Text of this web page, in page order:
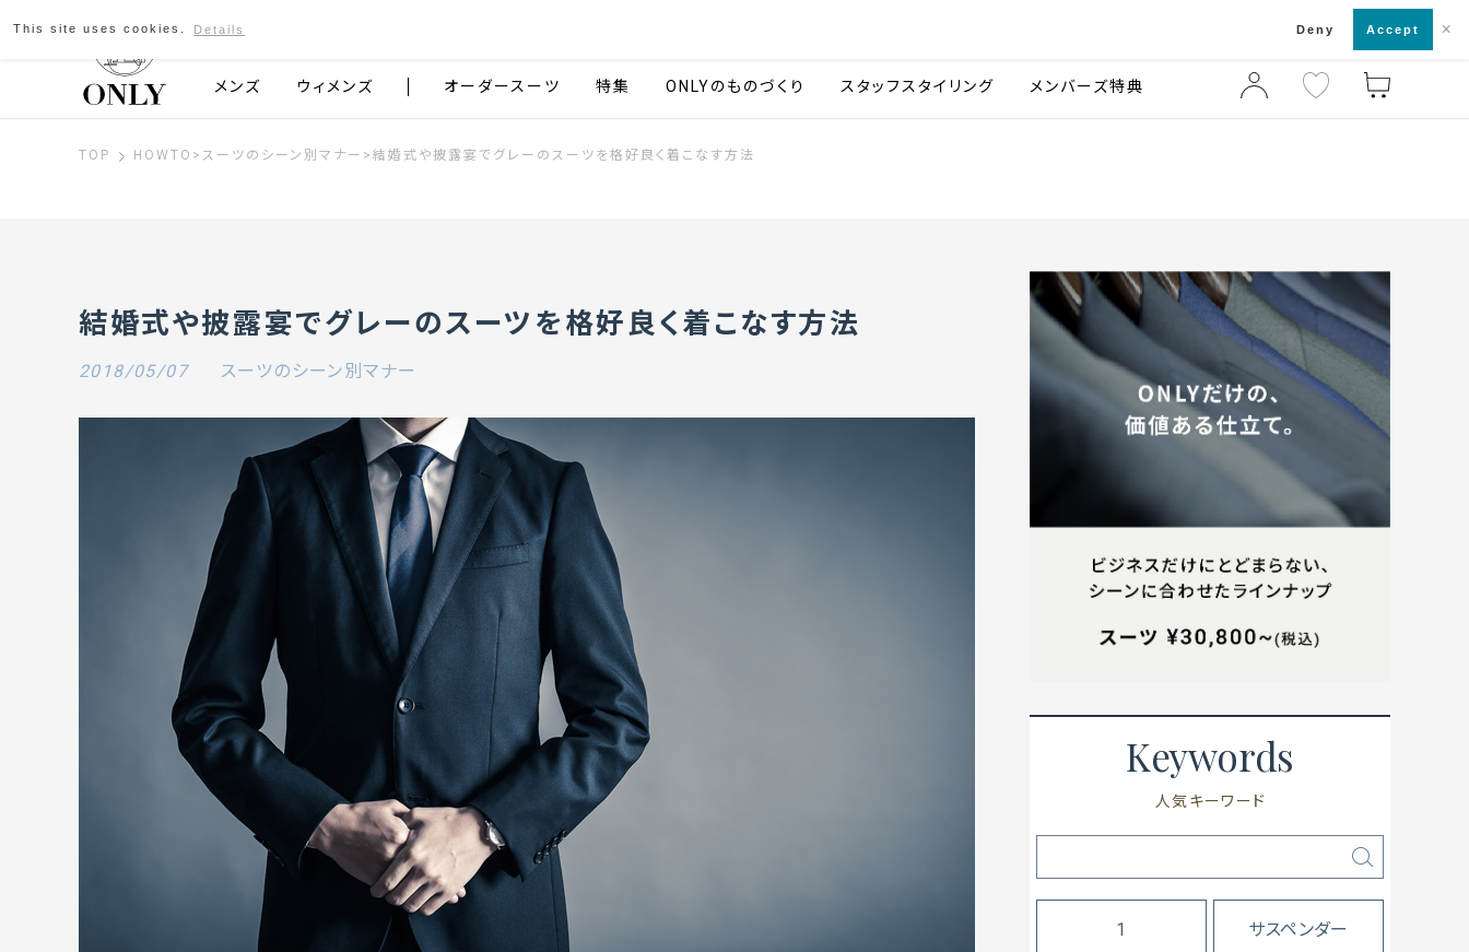
京都発のスーツブランド ONLY 店舗一覧・来店予約
メンズ ウィメンズ オーダースーツ 特集 ONLYのものづくり スタッフスタイリング メンバーズ特典
TOP HOWTO > スーツのシーン別マナー > 結婚式や披露宴でグレーのスーツを格好良く着こなす方法
結婚式や披露宴でグレーのスーツを格好良く着こなす方法
2018/05/07 スーツのシーン別マナー
Keywords
人気キーワード
1 サスペンダー
This site uses cookies. Details Deny Accept ×